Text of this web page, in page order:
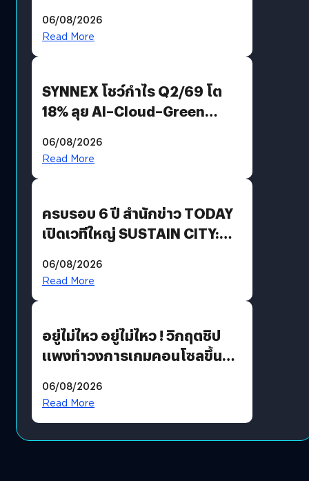
AGI
06/08/2026
Read More
SYNNEX โชว์กำไร Q2/69 โต
18% ลุย AI–Cloud–Green
Revenue เร่งเครื่อง New
06/08/2026
Read More
ครบรอบ 6 ปี สำนักข่าว TODAY
เปิดเวทีใหญ่ SUSTAIN CITY:
แนวทางปรับตัวสู่เศรษฐกิจสี
06/08/2026
Read More
อยู่ไม่ไหว อยู่ไม่ไหว ! วิกฤตชิป
แพงทำวงการเกมคอนโซลขึ้น
?
06/08/2026
Read More